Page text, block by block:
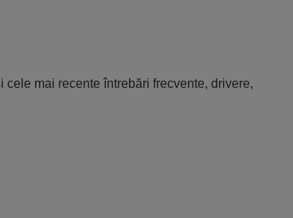
mai recente întrebări frecvente, drivere,